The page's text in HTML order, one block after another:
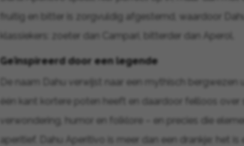
fruitig en bitter is zorgvuldig afgestemd, waardoor
klassiekers: zoeter dan Campari, bitterder dan Aperol.
Geïnspireerd door een legende
De naam Dahu verwijst naar een mythisch
één kant kortere poten heeft en daardoor feilloos over
verwondering, humor en folklore – en precies die
aperitief. Dahu Aperitivo is meer dan een drankje; het